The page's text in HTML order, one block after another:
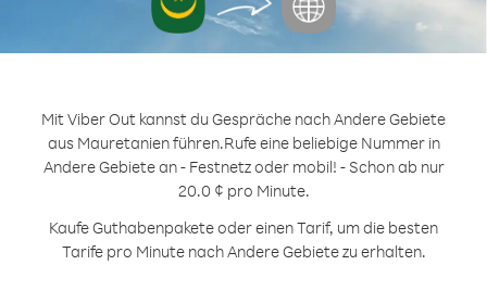
Mit Viber Out kannst du Gespräche nach Andere Gebiete
aus Mauretanien führen.Rufe eine beliebige Nummer in
Andere Gebiete an - Festnetz oder mobil! - Schon ab nur
20.0 ¢ pro Minute.
Kaufe Guthabenpakete oder einen Tarif, um die besten
Tarife pro Minute nach Andere Gebiete zu erhalten.